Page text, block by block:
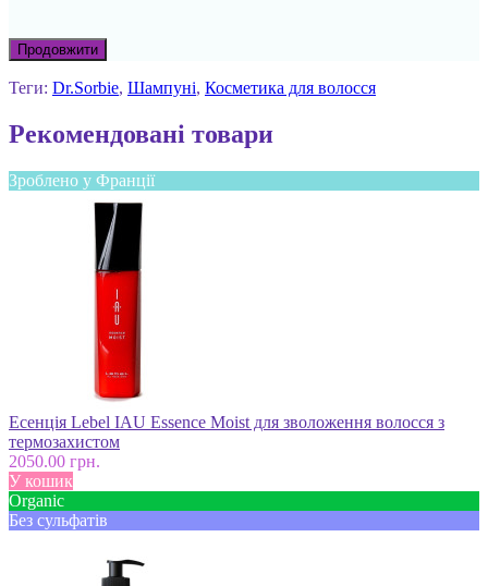
Продовжити
Теги: Dr.Sorbie, Шампуні, Косметика для волосся
Рекомендовані товари
Зроблено у Франції
Есенція Lebel IAU Essence Moist для зволоження волосся з
термозахистом
2050.00 грн.
У кошик
Оrganic
Без сульфатів